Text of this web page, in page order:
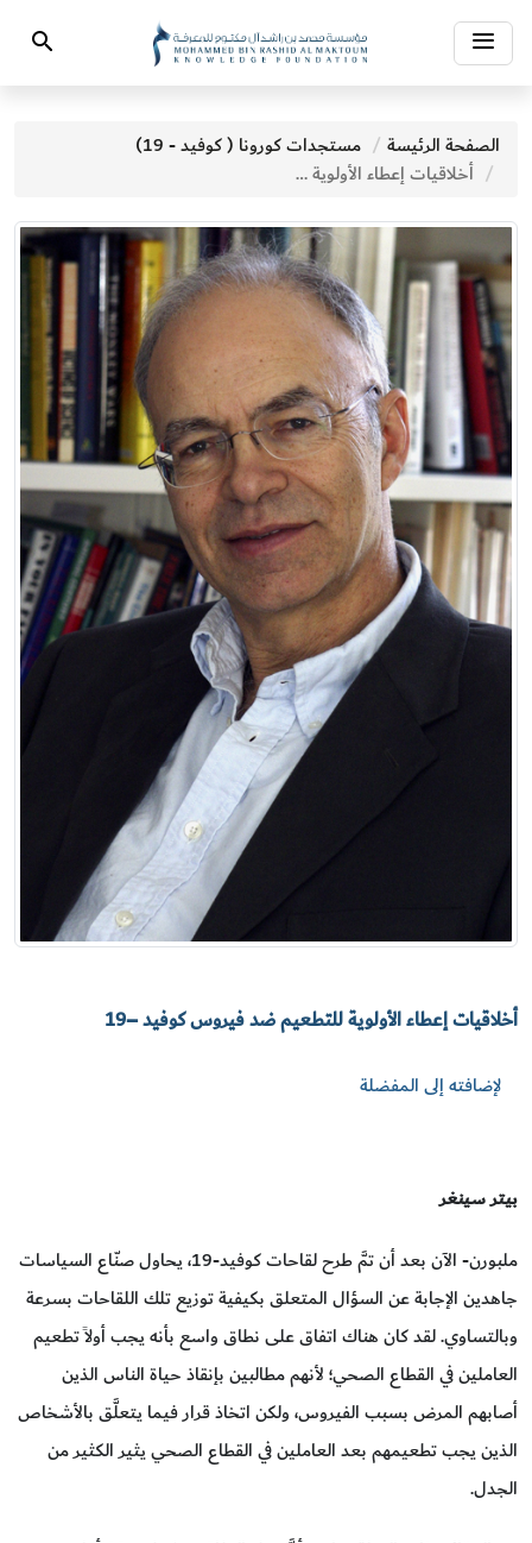
Toggle
navigation
Search
الصفحة الرئيسة
مستجدات كورونا ( كوفيد - 19)
أخلاقيات إعطاء الأولوية للتطعيم ضد فيروس كوفيد –19
أخلاقيات إعطاء الأولوية للتطعيم ضد فيروس كوفيد –19
لإضافته إلى المفضلة
بيتر سينغر
ملبورن- الآن بعد أن تمَّ طرح لقاحات كوفيد-19، يحاول صنّاع السياسات
جاهدين الإجابة عن السؤال المتعلق بكيفية توزيع تلك اللقاحات بسرعة
وبالتساوي. لقد كان هناك اتفاق على نطاق واسع بأنه يجب أولاً تطعيم
العاملين في القطاع الصحي؛ لأنهم مطالبين بإنقاذ حياة الناس الذين
أصابهم المرض بسبب الفيروس، ولكن اتخاذ قرار فيما يتعلَّق بالأشخاص
الذين يجب تطعيمهم بعد العاملين في القطاع الصحي يثير الكثير من
الجدل.